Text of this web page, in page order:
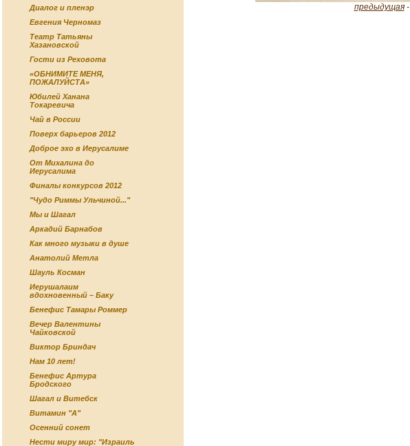
Диалог и пленэр
Евгения Черномаз
Театр Татьяны
Хазановской
Гости из Реховота
«ОБНИМИТЕ МЕНЯ,
ПОЖАЛУЙСТА»
Юбилей Ханана
Токаревича
Чай в России
Поверх барьеров 2012
Доброе эхо в Иерусалиме
От Михалина до
Иерусалима
Финалы конкурсов 2012
"Чудо Риммы Ульчиной..."
Мы и Шагал
Аркадий Барнабов
Как много музыки в душе
Анатолий Метла
Шауль Косман
Иерушалаим
вдохновенный – Баку
Бенефис Тамары Роммер
Вечер Валентины
Чайковской
Виктор Бриндач
Нам 10 лет!
Бенефис Артура
Бродского
Шагал и Витебск
Витамин "А"
Осенний сонет
Нести миру мир: "Израиль
предыдущая-